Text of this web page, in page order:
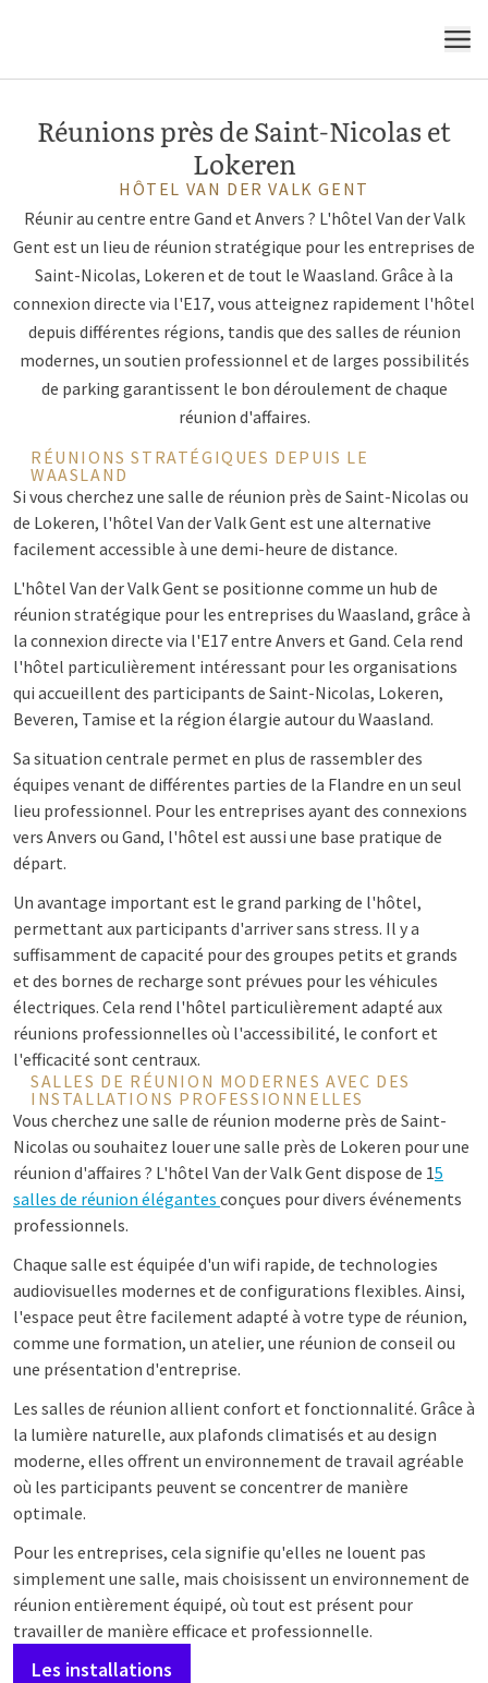
MENU
Réunions près de Saint-Nicolas et
Lokeren
HÔTEL VAN DER VALK GENT
Réunir au centre entre Gand et Anvers ? L'hôtel Van der Valk
Gent est un lieu de réunion stratégique pour les entreprises de
Saint-Nicolas, Lokeren et de tout le Waasland. Grâce à la
connexion directe via l'E17, vous atteignez rapidement l'hôtel
depuis différentes régions, tandis que des salles de réunion
modernes, un soutien professionnel et de larges possibilités
de parking garantissent le bon déroulement de chaque
réunion d'affaires.
RÉUNIONS STRATÉGIQUES DEPUIS LE
WAASLAND
Si vous cherchez une salle de réunion près de Saint-Nicolas ou
de Lokeren, l'hôtel Van der Valk Gent est une alternative
facilement accessible à une demi-heure de distance.
L'hôtel Van der Valk Gent se positionne comme un hub de
réunion stratégique pour les entreprises du Waasland, grâce à
la connexion directe via l'E17 entre Anvers et Gand. Cela rend
l'hôtel particulièrement intéressant pour les organisations
qui accueillent des participants de Saint-Nicolas, Lokeren,
Beveren, Tamise et la région élargie autour du Waasland.
Sa situation centrale permet en plus de rassembler des
équipes venant de différentes parties de la Flandre en un seul
lieu professionnel. Pour les entreprises ayant des connexions
vers Anvers ou Gand, l'hôtel est aussi une base pratique de
départ.
Un avantage important est le grand parking de l'hôtel,
permettant aux participants d'arriver sans stress. Il y a
suffisamment de capacité pour des groupes petits et grands
et des bornes de recharge sont prévues pour les véhicules
électriques. Cela rend l'hôtel particulièrement adapté aux
réunions professionnelles où l'accessibilité, le confort et
l'efficacité sont centraux.
SALLES DE RÉUNION MODERNES AVEC DES
INSTALLATIONS PROFESSIONNELLES
Vous cherchez une salle de réunion moderne près de Saint-
Nicolas ou souhaitez louer une salle près de Lokeren pour une
réunion d'affaires ? L'hôtel Van der Valk Gent dispose de 15
salles de réunion élégantes conçues pour divers événements
professionnels.
Chaque salle est équipée d'un wifi rapide, de technologies
audiovisuelles modernes et de configurations flexibles. Ainsi,
l'espace peut être facilement adapté à votre type de réunion,
comme une formation, un atelier, une réunion de conseil ou
une présentation d'entreprise.
Les salles de réunion allient confort et fonctionnalité. Grâce à
la lumière naturelle, aux plafonds climatisés et au design
moderne, elles offrent un environnement de travail agréable
où les participants peuvent se concentrer de manière
optimale.
Pour les entreprises, cela signifie qu'elles ne louent pas
simplement une salle, mais choisissent un environnement de
réunion entièrement équipé, où tout est présent pour
travailler de manière efficace et professionnelle.
Les installations